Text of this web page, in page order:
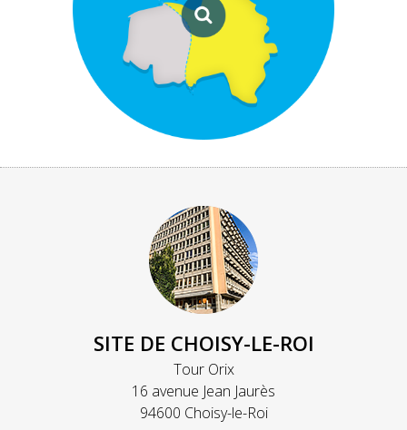
SITE DE CHOISY-LE-ROI
Tour Orix
16 avenue Jean Jaurès
94600 Choisy-le-Roi